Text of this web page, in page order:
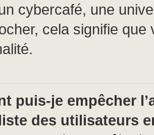
cybercafé, une
cela signifie
puis-je empêcher
des utilisateurs